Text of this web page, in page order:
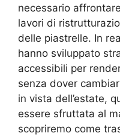
necessario
lavori di
delle piastrelle. In
hanno sviluppato
accessibili per
senza dover
in vista dell’estate,
essere sfruttata al
scopriremo come